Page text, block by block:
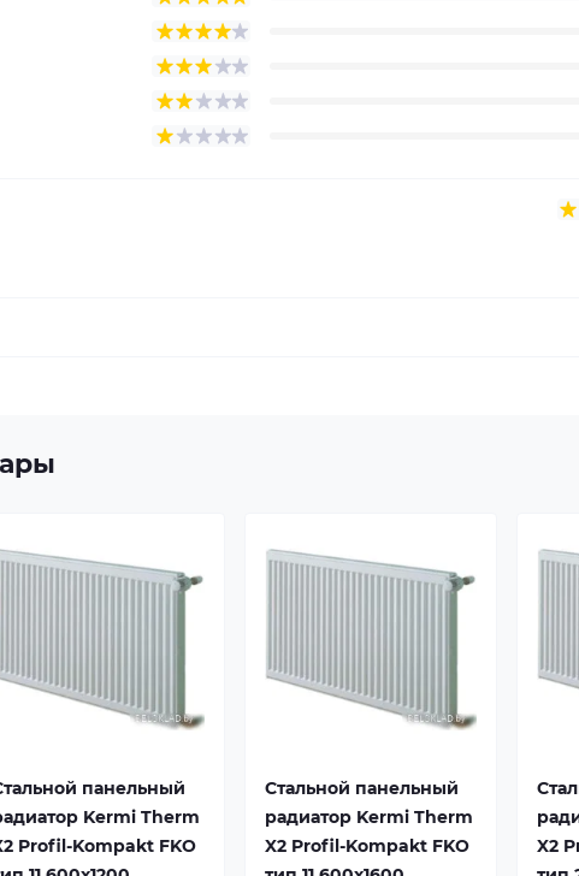
панельный
Kermi Therm
Profil-Kompakt FKO
Стальной панельный
радиатор Kermi Therm
X2 Profil-Kompakt FKO
X2